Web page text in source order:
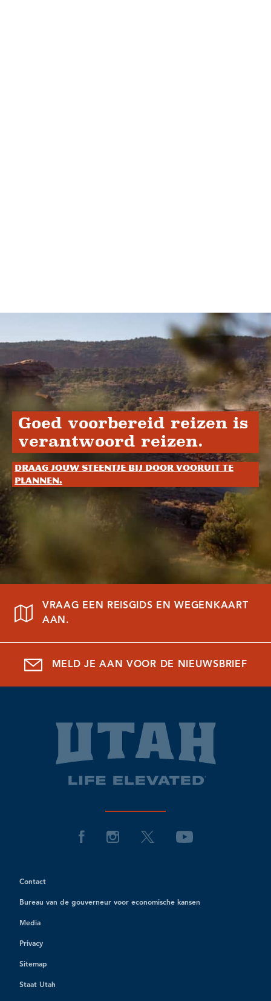
Goed voorbereid reizen is
verantwoord reizen.
Draag jouw steentje bij door vooruit te
plannen.
VRAAG EEN REISGIDS EN WEGENKAART
AAN.
MELD JE AAN VOOR DE NIEUWSBRIEF
Contact
Bureau van de gouverneur voor economische kansen
Media
Privacy
Sitemap
Staat Utah